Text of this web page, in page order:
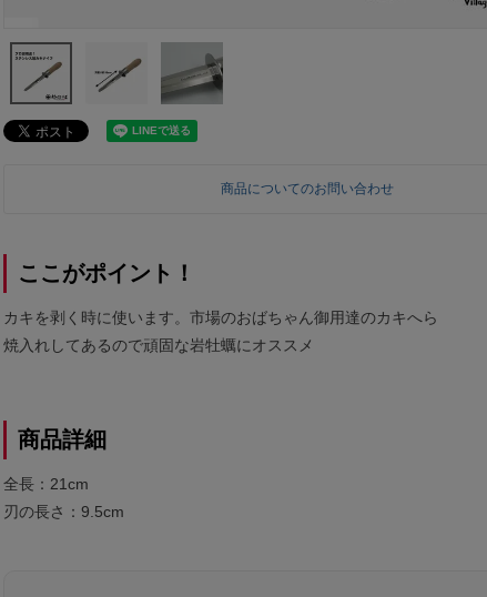
商品についてのお問い合わせ
ここがポイント！
カキを剥く時に使います。市場のおばちゃん御用達のカキへら
焼入れしてあるので頑固な岩牡蠣にオススメ
商品詳細
全長：21cm
刃の長さ：9.5cm